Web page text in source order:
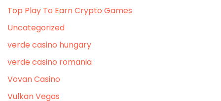
Top Play To Earn Crypto Games
Uncategorized
verde casino hungary
verde casino romania
Vovan Casino
Vulkan Vegas